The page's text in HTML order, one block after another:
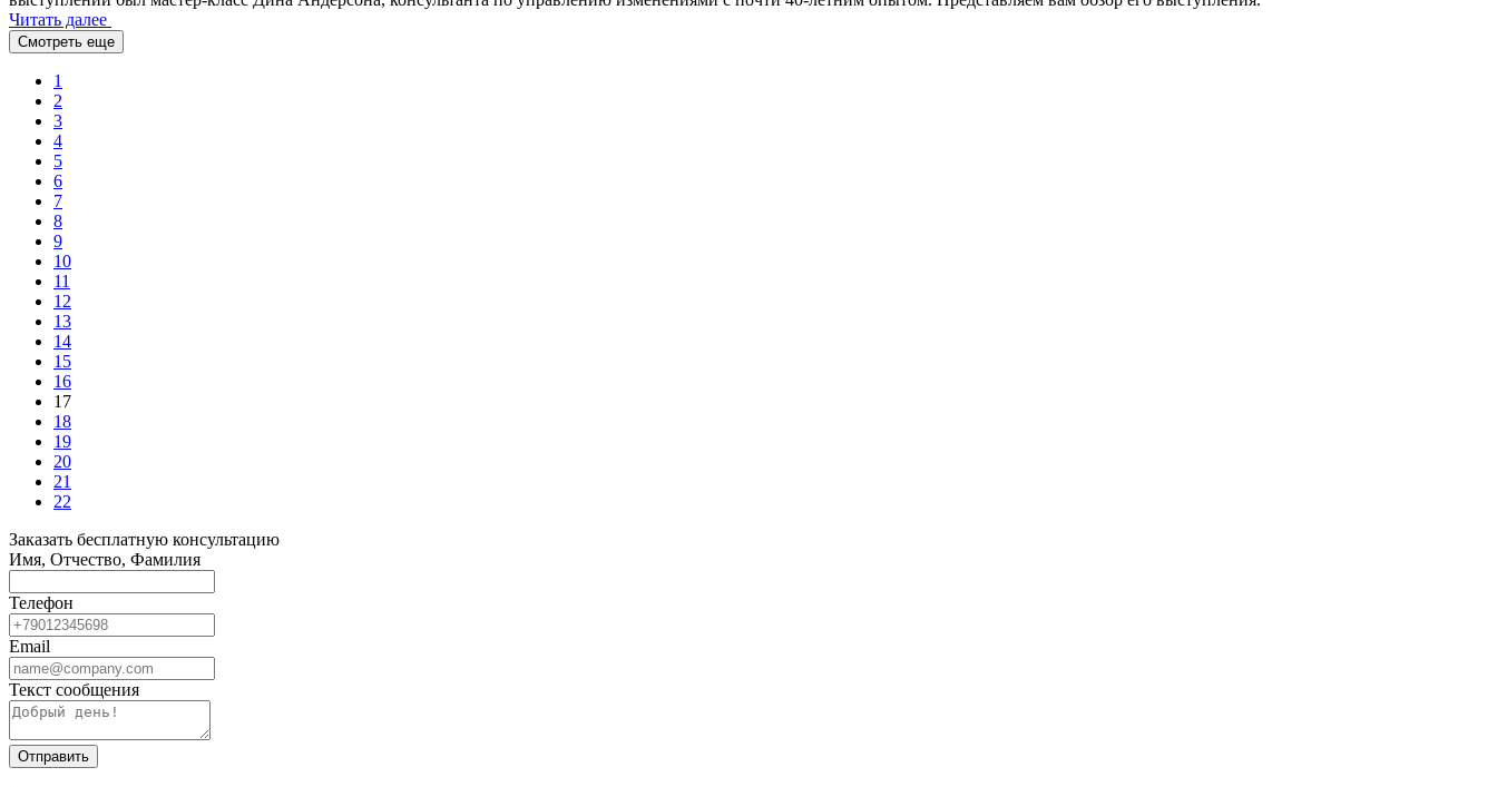
Читать далее
Смотреть еще
1
2
3
4
5
6
7
8
9
10
11
12
13
14
15
16
17
18
19
20
21
22
Заказать бесплатную консультацию
Имя, Отчество, Фамилия
Телефон
Email
Текст сообщения
Отправить